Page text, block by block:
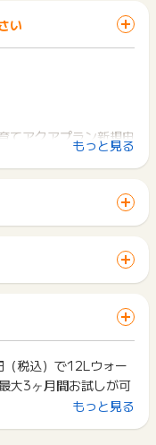
い
てアクアプラン新規申
容として相応しくない
経由でのお申込みの場
合。
ラウザ内（iOSは
）で遷移されていな
ントタウンサポート
わせをした場合、ポ
。
もっと見る
物が完了するまでの
移動した場合はポイン
を押した時とサービ
ザが異なる場合はポ
される場合は、毎回
てポイントGET 」ボ
象外とみなし、「獲
つき10円単位の金額
り捨てとなり、ポイ
て支払われた金額分
ト獲得の対象には含
くは会員様の都合で
税込）で12Lウォー
大3ヶ月間お試しが可
もっと見る